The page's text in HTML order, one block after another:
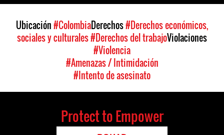
Ubicación#ColombiaDerechos#Derechos económicos,
sociales y culturales#Derechos del trabajoViolaciones
#Violencia
#Amenazas / Intimidación
#Intento de asesinato
Protect to Empower